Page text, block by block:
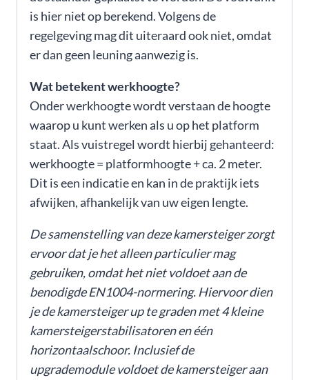
is hier niet op berekend. Volgens de
regelgeving mag dit uiteraard ook niet, omdat
er dan geen leuning aanwezig is.
Wat betekent werkhoogte?
Onder werkhoogte wordt verstaan de hoogte
waarop u kunt werken als u op het platform
staat. Als vuistregel wordt hierbij gehanteerd:
werkhoogte = platformhoogte + ca. 2 meter.
Dit is een indicatie en kan in de praktijk iets
afwijken, afhankelijk van uw eigen lengte.
De samenstelling van deze kamersteiger zorgt
ervoor dat je het alleen particulier mag
gebruiken, omdat het niet voldoet aan de
benodigde EN1004-normering. Hiervoor dien
je de kamersteiger up te graden met 4 kleine
kamersteigerstabilisatoren en één
horizontaalschoor. Inclusief de
upgrademodule voldoet de kamersteiger aan